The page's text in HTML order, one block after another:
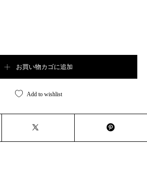
お買い物カゴに追加
Add to wishlist